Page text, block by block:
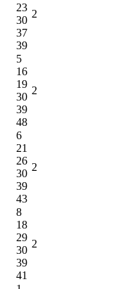
23
30
37
39
2
5
16
19
30
39
48
2
6
21
26
30
39
43
2
8
18
29
30
39
41
2